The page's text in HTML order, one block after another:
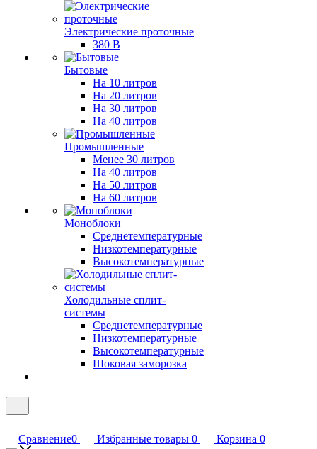
Электрические проточные
380 В
Бытовые
На 10 литров
На 20 литров
На 30 литров
На 40 литров
Промышленные
Менее 30 литров
На 40 литров
На 50 литров
На 60 литров
Моноблоки
Среднетемпературные
Низкотемпературные
Высокотемпературные
Холодильные сплит-
системы
Среднетемпературные
Низкотемпературные
Высокотемпературные
Шоковая заморозка
Сравнение0 Избранные товары 0 Корзина 0